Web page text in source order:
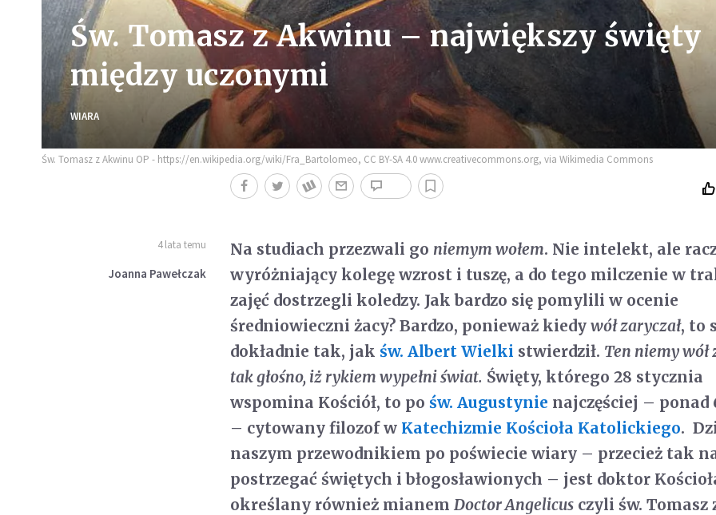
Św. Tomasz z Akwinu – największy święty
między uczonymi
WIARA
Św. Tomasz z Akwinu OP - https://en.wikipedia.org/wiki/Fra_Bartolomeo, CC BY-SA 4.0 www.creativecommons.org, via Wikimedia Commons
4 lata temu
Joanna Pawełczak
Na studiach przezwali go niemym wołem. Nie intelekt, ale
wyróżniający kolegę wzrost i tuszę, a do tego milczenie w
zajęć dostrzegli koledzy. Jak bardzo się pomylili w ocenie
średniowieczni żacy? Bardzo, ponieważ kiedywół zaryczał, to
dokładnie tak, jakśw. Albert Wielki stwierdził. Ten niemy wół
tak głośno, iż rykiem wypełni świat. Święty, którego 28 stycznia
wspomina Kościół, to pośw. Augustynie najczęściej – ponad
– cytowany filozof w Katechizmie Kościoła Katolickiego.
naszym przewodnikiem po poświecie wiary – przecież tak
postrzegać świętych i błogosławionych – jest doktor
określany również mianem Doctor Angelicus czyli św. Tomasz